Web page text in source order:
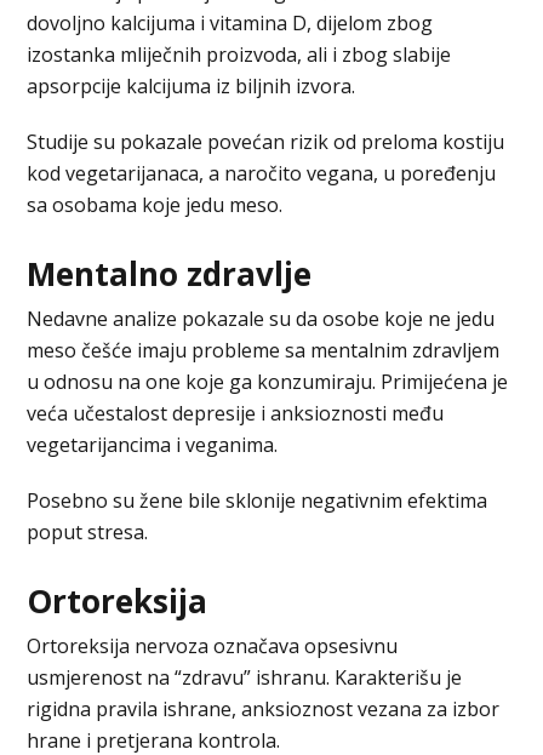
dovoljno kalcijuma i vitamina D, dijelom zbog
izostanka mliječnih proizvoda, ali i zbog slabije
apsorpcije kalcijuma iz biljnih izvora.
Studije su pokazale povećan rizik od preloma kostiju
kod vegetarijanaca, a naročito vegana, u poređenju
sa osobama koje jedu meso.
Mentalno zdravlje
Nedavne analize pokazale su da osobe koje ne jedu
meso češće imaju probleme sa mentalnim zdravljem
u odnosu na one koje ga konzumiraju. Primijećena je
veća učestalost depresije i anksioznosti među
vegetarijancima i veganima.
Posebno su žene bile sklonije negativnim efektima
poput stresa.
Ortoreksija
Ortoreksija nervoza označava opsesivnu
usmjerenost na “zdravu” ishranu. Karakterišu je
rigidna pravila ishrane, anksioznost vezana za izbor
hrane i pretjerana kontrola.